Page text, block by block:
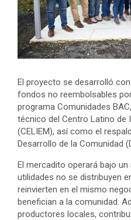
El proyecto se desarrolló
fondos no reembolsables
programa Comunidades
técnico del Centro Latino de
(CELIEM), así como el
Desarrollo de la Comunidad
El mercadito operará bajo
utilidades no se distribuyen
reinvierten en el mismo
benefician a la comunidad.
productores locales,